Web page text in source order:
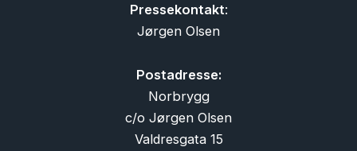
Pressekontakt:
Jørgen Olsen
Postadresse:
Norbrygg
c/o Jørgen Olsen
Valdresgata 15